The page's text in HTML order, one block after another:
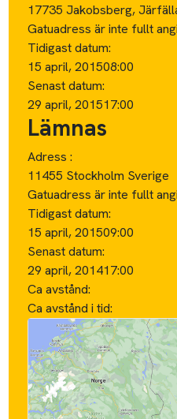
17735 Jakobsberg,
Gatuadress är inte fullt
Tidigast datum:
15 april, 201508:00
Senast datum:
29 april, 201517:00
Lämnas
Adress :
11455 Stockholm Sverige
Gatuadress är inte fullt
Tidigast datum:
15 april, 201509:00
Senast datum:
29 april, 201417:00
Ca avstånd:
Ca avstånd i tid: